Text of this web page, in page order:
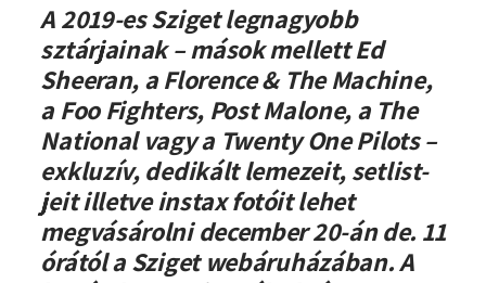
Sztárok által dedikált bakelitekkel is
A 2019-es Sziget legnagyobb
sztárjainak – mások mellett Ed
Sheeran, a Florence & The Machine,
a Foo Fighters, Post Malone, a The
National vagy a Twenty One Pilots –
exkluzív, dedikált lemezeit, setlist-
jeit illetve instax fotóit lehet
megvásárolni december 20-án de. 11
órától a Sziget webáruházában. A